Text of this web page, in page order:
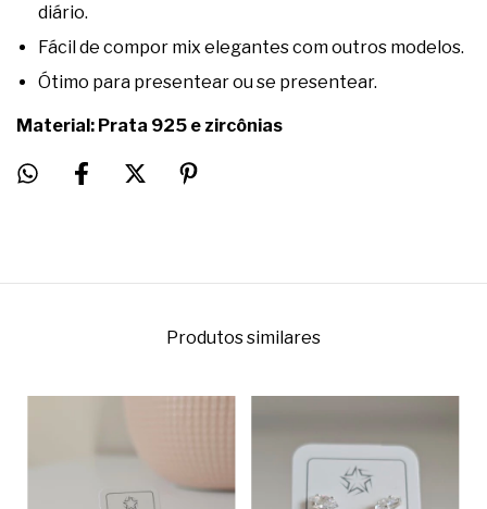
diário.
Fácil de compor mix elegantes com outros modelos.
Ótimo para presentear ou se presentear.
Material: Prata 925 e zircônias
Produtos similares